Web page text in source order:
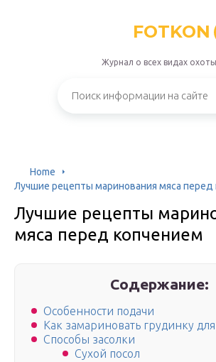
FOTKON
Журнал о всех видах охоты
Home
Лучшие рецепты маринования мяса перед
Лучшие рецепты
мяса перед копчением
Содержание:
Особенности подачи
Как замариновать грудинку
Способы засолки
Сухой посол